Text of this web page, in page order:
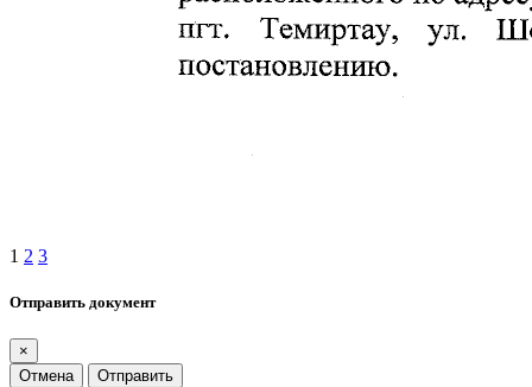
1 2 3
Отправить документ
×
Отмена
Отправить